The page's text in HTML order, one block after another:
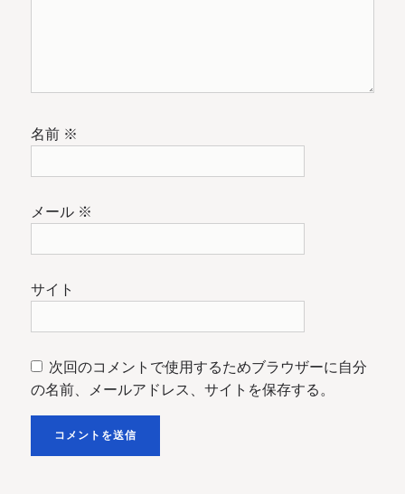
名前 ※
メール ※
サイト
次回のコメントで使用するためブラウザーに自分
の名前、メールアドレス、サイトを保存する。